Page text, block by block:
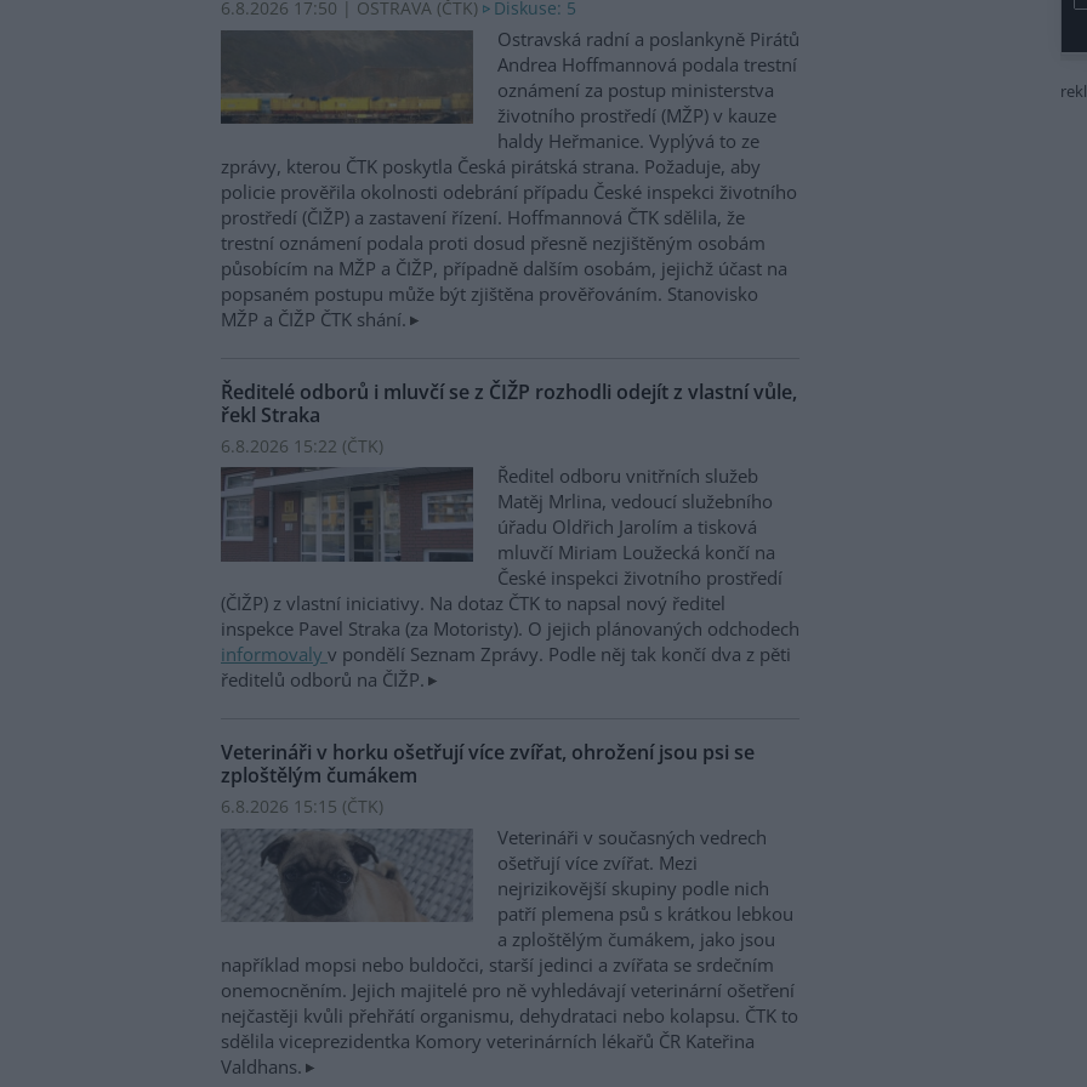
6.8.2026 17:50 | OSTRAVA (ČTK) Diskuse: 5
Ostravská radní a poslankyně Pirátů
Andrea Hoffmannová podala trestní
oznámení za postup ministerstva
životního prostředí (MŽP) v kauze
haldy Heřmanice. Vyplývá to ze
zprávy, kterou ČTK poskytla Česká pirátská strana. Požaduje, aby
policie prověřila okolnosti odebrání případu České inspekci životního
prostředí (ČIŽP) a zastavení řízení. Hoffmannová ČTK sdělila, že
trestní oznámení podala proti dosud přesně nezjištěným osobám
působícím na MŽP a ČIŽP, případně dalším osobám, jejichž účast na
popsaném postupu může být zjištěna prověřováním. Stanovisko
MŽP a ČIŽP ČTK shání.
Ředitelé odborů i mluvčí se z ČIŽP rozhodli odejít z vlastní vůle,
řekl Straka
6.8.2026 15:22 (ČTK)
Ředitel odboru vnitřních služeb
Matěj Mrlina, vedoucí služebního
úřadu Oldřich Jarolím a tisková
mluvčí Miriam Loužecká končí na
České inspekci životního prostředí
(ČIŽP) z vlastní iniciativy. Na dotaz ČTK to napsal nový ředitel
inspekce Pavel Straka (za Motoristy). O jejich plánovaných odchodech
informovaly v pondělí Seznam Zprávy. Podle něj tak končí dva z pěti
ředitelů odborů na ČIŽP.
Veterináři v horku ošetřují více zvířat, ohrožení jsou psi se
zploštělým čumákem
6.8.2026 15:15 (ČTK)
Veterináři v současných vedrech
ošetřují více zvířat. Mezi
nejrizikovější skupiny podle nich
patří plemena psů s krátkou lebkou
a zploštělým čumákem, jako jsou
například mopsi nebo buldočci, starší jedinci a zvířata se srdečním
onemocněním. Jejich majitelé pro ně vyhledávají veterinární ošetření
nejčastěji kvůli přehřátí organismu, dehydrataci nebo kolapsu. ČTK to
sdělila viceprezidentka Komory veterinárních lékařů ČR Kateřina
Valdhans.